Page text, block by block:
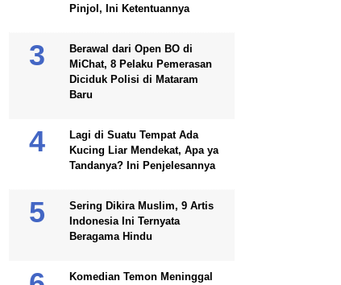
Pinjol, Ini Ketentuannya
Berawal dari Open BO di
MiChat, 8 Pelaku Pemerasan
Diciduk Polisi di Mataram
Baru
Lagi di Suatu Tempat Ada
Kucing Liar Mendekat, Apa ya
Tandanya? Ini Penjelesannya
Sering Dikira Muslim, 9 Artis
Indonesia Ini Ternyata
Beragama Hindu
Komedian Temon Meninggal